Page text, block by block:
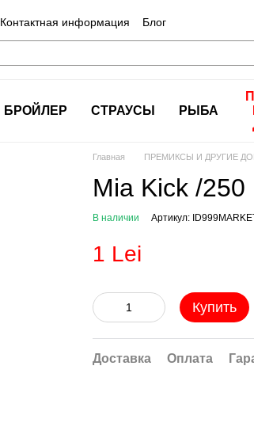
Контактная информация Блог
БРОЙЛЕР СТРАУСЫ РЫБА
Главная ПРЕМИКСЫ И ДРУГИЕ
Mia Kick /250
В наличии Артикул:
1 Lei
Купить
Доставка Оплата